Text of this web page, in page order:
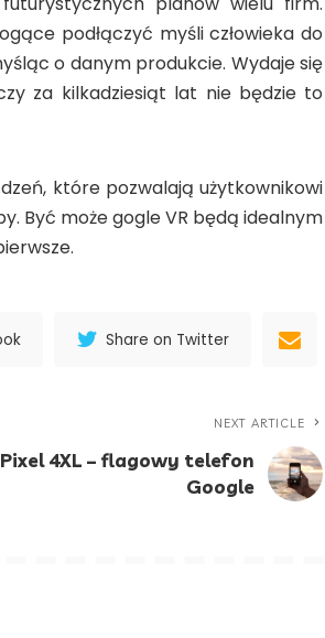
podłączyć myśli człowieka do
o danym produkcie. Wydaje się
za kilkadziesiąt lat nie będzie to
które pozwalają użytkownikowi
Być może gogle VR będą idealnym
Share on Twitter
NEXT ARTICLE
4XL – flagowy telefon
Google